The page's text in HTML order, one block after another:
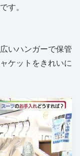
す。
いハンガーで保管
ケットをきれいに